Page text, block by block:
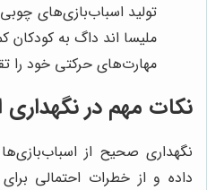
تولید اسباب‌بازی‌های
ملیسا اند داگ به
مهارت‌های حرکتی خود را
نکات مهم در نگهداری
نگهداری صحیح از
داده و از خطرات احتمالی